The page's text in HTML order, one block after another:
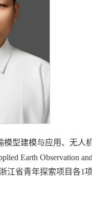
型建模与应用、无人
Earth Observation
省青年探索项目各1项